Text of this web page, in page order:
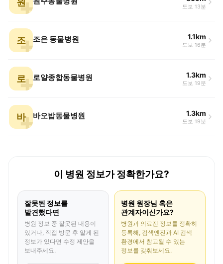
도보 13분
조 조은 동물병원 1.1km
도보 16분
로 로얄종합동물병원 1.3km
도보 19분
바 바오밥동물병원 1.3km
도보 19분
이 병원 정보가 정확한가요?
잘못된 정보를
발견했다면
병원 정보 중 잘못된 내용이
있거나, 직접 방문 후 알게 된
정보가 있다면 수정 제안을
보내주세요.
병원 원장님 혹은
관계자이신가요?
병원과 의료진 정보를 정확히
등록해, 검색엔진과 AI 검색
환경에서 참고될 수 있는
정보를 갖춰보세요.